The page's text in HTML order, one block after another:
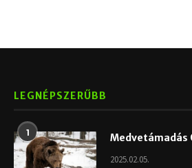
LEGNÉPSZERŰBB
1 Medvetámadás
2025.02.05.